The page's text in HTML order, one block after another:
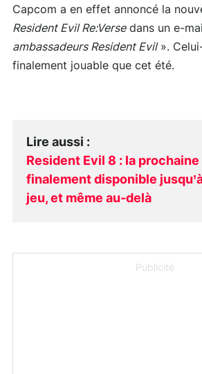
Capcom a en effet annoncé la
Resident Evil Re:Versedans un e-
ambassadeurs Resident Evil».
finalement jouable que cet été.
Lire aussi :
Resident Evil 8 : la
finalement disponible
jeu, et même au-delà
Publicité